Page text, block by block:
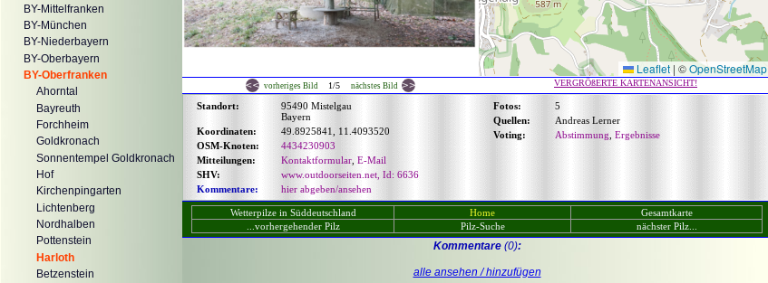
BY-Mittelfranken
BY-München
BY-Niederbayern
BY-Oberbayern
BY-Oberfranken
Ahorntal
Bayreuth
Forchheim
Goldkronach
Sonnentempel Goldkronach
Hof
Kirchenpingarten
Lichtenberg
Nordhalben
Pottenstein
Harloth
Betzenstein
Leaflet | ©OpenStreetMap
vorheriges Bild 1/5 nächstes Bild VERGRÖßERTE KARTENANSICHT!
Standort:
95490 Mistelgau
Bayern
Koordinaten:
49.8925841, 11.4093520
OSM-Knoten:
4434230903
Mitteilungen:
Kontaktformular E-Mail
SHV:
www.outdoorseiten.net, Id: 6636
Kommentare:
hier abgeben/ansehen
Fotos:
5
Quellen:
Andreas Lerner
Voting:
Abstimmung Ergebnisse
Wetterpilze in Süddeutschland Home
Gesamtkarte
...vorhergehender Pilz
Pilz-Suche nächster Pilz...
Kommentare(0):
alle ansehen / hinzufügen